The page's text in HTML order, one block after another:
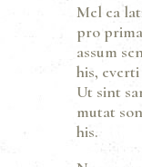
Mel ea
pro
assum
his,
Ut sint
mutat
his.